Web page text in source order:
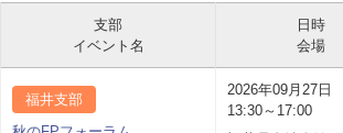
支部
イベント名
日時
会場
福井支部
2026年09月27日
13:30～17:00